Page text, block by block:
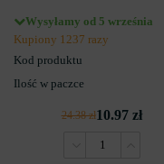
Wysyłamy od 5 września
Kupiony 1237 razy
Kod produktu
Ilość w paczce
24.38 zł10.97 zł